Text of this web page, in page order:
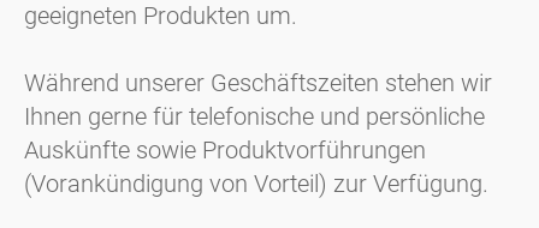
geeigneten Produkten um.
Während unserer Geschäftszeiten stehen wir
Ihnen gerne für telefonische und persönliche
Auskünfte sowie Produktvorführungen
(Vorankündigung von Vorteil) zur Verfügung.